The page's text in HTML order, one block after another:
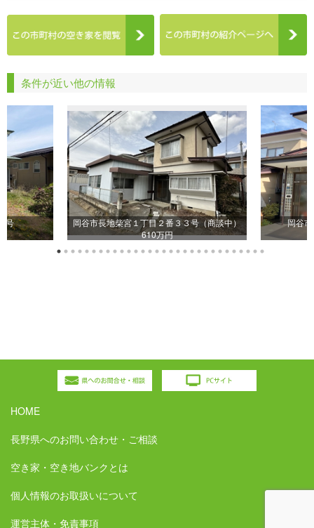
条件が近い他の情報
号
岡谷市長地柴宮１丁目２番３３号（商談中）
610万円
岡谷
HOME
長野県へのお問い合わせ・ご相談
空き家・空き地バンクとは
個人情報のお取扱いについて
運営主体・免責事項